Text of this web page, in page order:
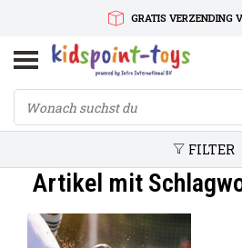
GRATIS VERZENDING
SNELLE
SERVICE OP
FILTER
Artikel mit